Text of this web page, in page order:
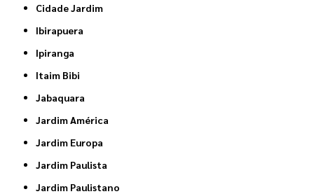
Cidade Jardim
Ibirapuera
Ipiranga
Itaim Bibi
Jabaquara
Jardim América
Jardim Europa
Jardim Paulista
Jardim Paulistano